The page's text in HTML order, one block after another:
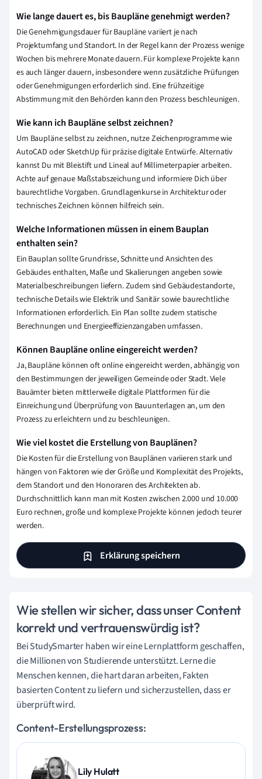
Wie lange dauert es, bis Baupläne genehmigt werden?
Die Genehmigungsdauer für Baupläne variiert je nach
Projektumfang und Standort. In der Regel kann der Prozess wenige
Wochen bis mehrere Monate dauern. Für komplexe Projekte kann
es auch länger dauern, insbesondere wenn zusätzliche Prüfungen
oder Genehmigungen erforderlich sind. Eine frühzeitige
Abstimmung mit den Behörden kann den Prozess beschleunigen.
Wie kann ich Baupläne selbst zeichnen?
Um Baupläne selbst zu zeichnen, nutze Zeichenprogramme wie
AutoCAD oder SketchUp für präzise digitale Entwürfe. Alternativ
kannst Du mit Bleistift und Lineal auf Millimeterpapier arbeiten.
Achte auf genaue Maßstabszeichung und informiere Dich über
baurechtliche Vorgaben. Grundlagenkurse in Architektur oder
technisches Zeichnen können hilfreich sein.
Welche Informationen müssen in einem Bauplan
enthalten sein?
Ein Bauplan sollte Grundrisse, Schnitte und Ansichten des
Gebäudes enthalten, Maße und Skalierungen angeben sowie
Materialbeschreibungen liefern. Zudem sind Gebäudestandorte,
technische Details wie Elektrik und Sanitär sowie baurechtliche
Informationen erforderlich. Ein Plan sollte zudem statische
Berechnungen und Energieeffizienzangaben umfassen.
Können Baupläne online eingereicht werden?
Ja, Baupläne können oft online eingereicht werden, abhängig von
den Bestimmungen der jeweiligen Gemeinde oder Stadt. Viele
Bauämter bieten mittlerweile digitale Plattformen für die
Einreichung und Überprüfung von Bauunterlagen an, um den
Prozess zu erleichtern und zu beschleunigen.
Wie viel kostet die Erstellung von Bauplänen?
Die Kosten für die Erstellung von Bauplänen variieren stark und
hängen von Faktoren wie der Größe und Komplexität des Projekts,
dem Standort und den Honoraren des Architekten ab.
Durchschnittlich kann man mit Kosten zwischen 2.000 und 10.000
Euro rechnen, große und komplexe Projekte können jedoch teurer
werden.
Erklärung speichern
Wie stellen wir sicher, dass unser Content
korrekt und vertrauenswürdig ist?
Bei StudySmarter haben wir eine Lernplattform geschaffen,
die Millionen von Studierende unterstützt. Lerne die
Menschen kennen, die hart daran arbeiten, Fakten
basierten Content zu liefern und sicherzustellen, dass er
überprüft wird.
Content-Erstellungsprozess:
Lily Hulatt